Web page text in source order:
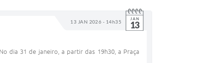
13 JAN 2026 - 14h35 JAN
13
dia 31 de janeiro, a partir das 19h30, a Praça